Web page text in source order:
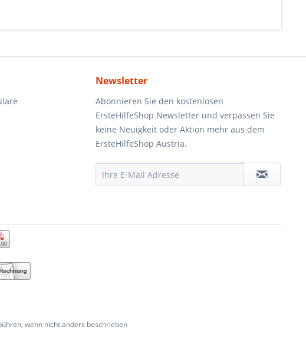
Newsletter
Abonnieren Sie den kostenlosen
ErsteHilfeShop Newsletter und verpassen Sie
keine Neuigkeit oder Aktion mehr aus dem
ErsteHilfeShop Austria.
wenn nicht anders beschrieben